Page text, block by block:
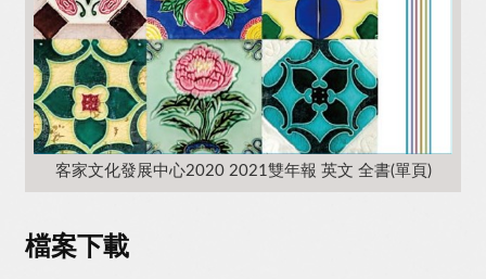
客家文化發展中心2020 2021雙年報 英文 全書(單頁)
檔案下載